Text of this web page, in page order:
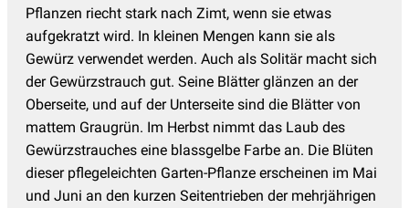
Pflanzen riecht stark nach Zimt, wenn sie etwas
aufgekratzt wird. In kleinen Mengen kann sie als
Gewürz verwendet werden. Auch als Solitär macht sich
der Gewürzstrauch gut. Seine Blätter glänzen an der
Oberseite, und auf der Unterseite sind die Blätter von
mattem Graugrün. Im Herbst nimmt das Laub des
Gewürzstrauches eine blassgelbe Farbe an. Die Blüten
dieser pflegeleichten Garten-Pflanze erscheinen im Mai
und Juni an den kurzen Seitentrieben der mehrjährigen